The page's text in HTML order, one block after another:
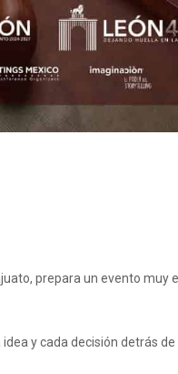
prepara un evento muy
y cada decisión detrás de